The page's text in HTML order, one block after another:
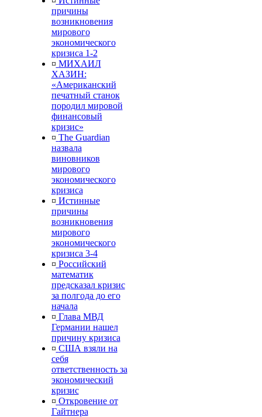
причины
возникновения
мирового
экономического
кризиса 1-2
¤ МИХАИЛ
ХАЗИН:
«Американский
печатный станок
породил мировой
финансовый
кризис»
¤ The Guardian
назвала
виновников
мирового
экономического
кризиса
¤ Истинные
причины
возникновения
мирового
экономического
кризиса 3-4
¤ Российский
математик
предсказал кризис
за полгода до его
начала
¤ Глава МВД
Германии нашел
причину кризиса
¤ США взяли на
себя
ответственность за
экономический
кризис
¤ Откровение от
Гайтнера